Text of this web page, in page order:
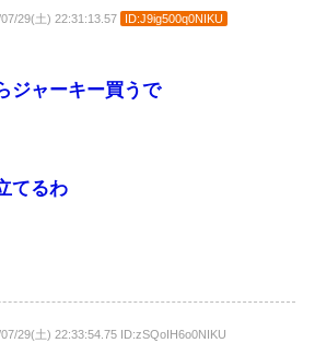
29(土) 22:31:13.57 ID:J9ig500q0NIKU
ジャーキー買うで
てるわ
29(土) 22:33:54.75 ID:zSQoIH6o0NIKU